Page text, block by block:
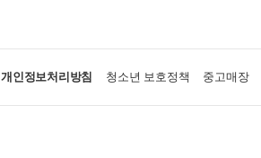
개인정보처리방침 청소년 보호정책 중고매장